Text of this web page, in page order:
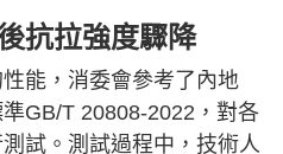
抗拉強度驟降
能，消委會參考了內地
GB/T 20808-2022，對各
試。測試過程中，技術人